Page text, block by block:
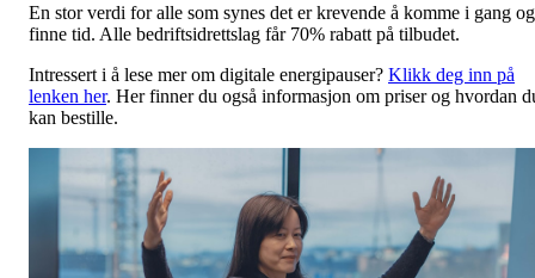
En stor verdi for alle som synes det er krevende å komme i gang og
finne tid. Alle bedriftsidrettslag får 70% rabatt på tilbudet.
Intressert i å lese mer om digitale energipauser? Klikk deg inn på
lenken her. Her finner du også informasjon om priser og hvordan
kan bestille.